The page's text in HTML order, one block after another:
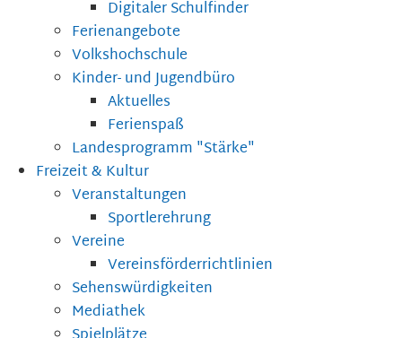
Digitaler Schulfinder
Ferienangebote
Volkshochschule
Kinder- und Jugendbüro
Aktuelles
Ferienspaß
Landesprogramm "Stärke"
Freizeit & Kultur
Veranstaltungen
Sportlerehrung
Vereine
Vereinsförderrichtlinien
Sehenswürdigkeiten
Mediathek